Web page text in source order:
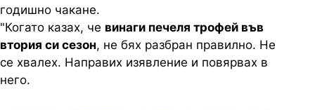
годишно чакане.
"Когато казах, че винаги печеля трофей във
втория си сезон, не бях разбран правилно. Не
се хвалех. Направих изявление и повярвах в
него.